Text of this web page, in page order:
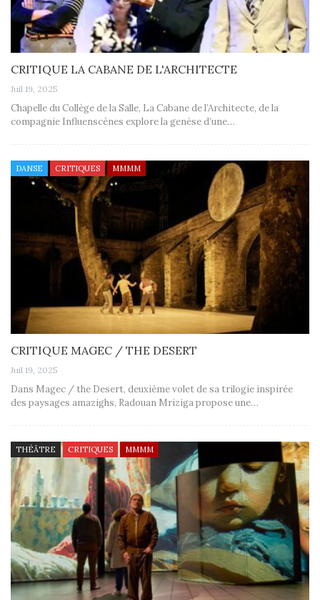
CRITIQUE LA CABANE DE L'ARCHITECTE
Juil 19, 2025
Chapelle du Collège de la Salle, La Cabane de l’Architecte, de la
compagnie Influenscènes explore la genèse d’une…
DANSE CRITIQUES MMMM
CRITIQUE MAGEC / THE DESERT
Juil 19, 2025
Dans Magec / the Desert, deuxième volet de sa trilogie inspirée
des paysages amazighs, Radouan Mriziga propose une…
THÉÂTRE CRITIQUES MMMM